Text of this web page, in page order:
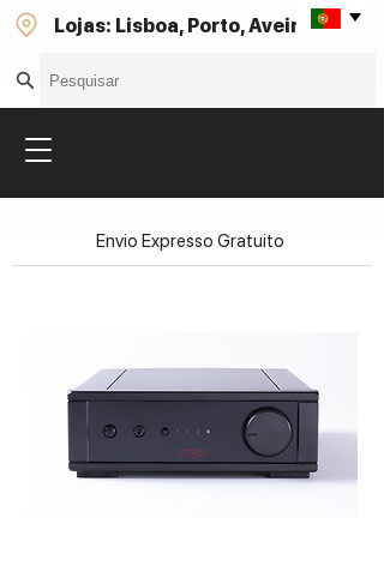
Lojas: Lisboa, Porto, Aveiro
Envio Expresso Gratuito